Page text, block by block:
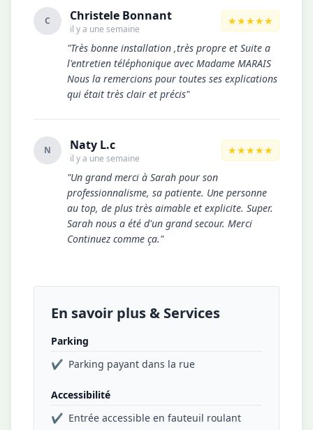
C Christele Bonnant
il y a une semaine
★★★★★
"Très bonne installation ,très propre et Suite a
l'entretien téléphonique avec Madame MARAIS
Nous la remercions pour toutes ses explications
qui était très clair et précis"
N Naty L.c
il y a une semaine
★★★★★
"Un grand merci à Sarah pour son
professionnalisme, sa patiente. Une personne
au top, de plus très aimable et explicite. Super.
Sarah nous a été d'un grand secour. Merci
Continuez comme ça."
En savoir plus & Services
Parking
✔ Parking payant dans la rue
Accessibilité
✔ Entrée accessible en fauteuil roulant